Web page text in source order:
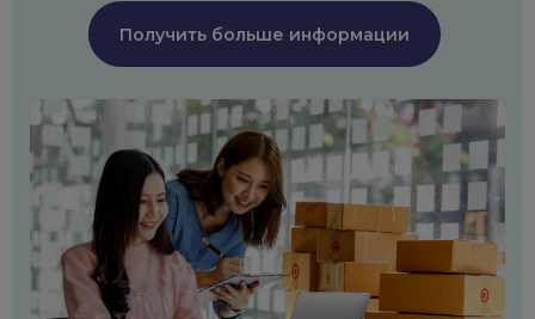
Получить больше информации